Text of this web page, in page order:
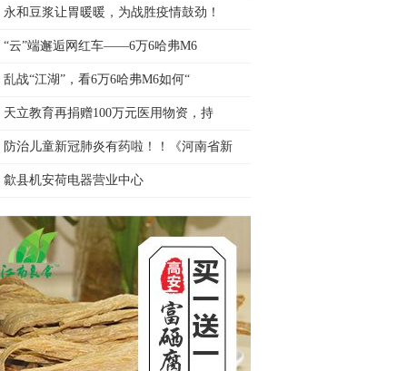
永和豆浆让胃暖暖，为战胜疫情鼓劲！
“云”端邂逅网红车——6万6哈弗M6
乱战“江湖”，看6万6哈弗M6如何“
天立教育再捐赠100万元医用物资，持
防治儿童新冠肺炎有药啦！！《河南省新
歙县机安荷电器营业中心